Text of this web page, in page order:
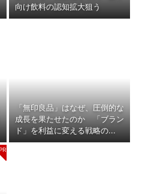
向け飲料の認知拡大狙う
「無印良品」はなぜ、圧倒的な
成長を果たせたのか 「ブラン
ド」を利益に変える戦略の...